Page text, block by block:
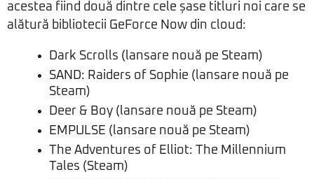
acestea fiind două dintre cele șase titluri noi care se
alătură bibliotecii GeForce Now din cloud:
Dark Scrolls (lansare nouă pe Steam)
SAND: Raiders of Sophie (lansare nouă pe
Steam)
Deer & Boy (lansare nouă pe Steam)
EMPULSE (lansare nouă pe Steam)
The Adventures of Elliot: The Millennium
Tales (Steam)